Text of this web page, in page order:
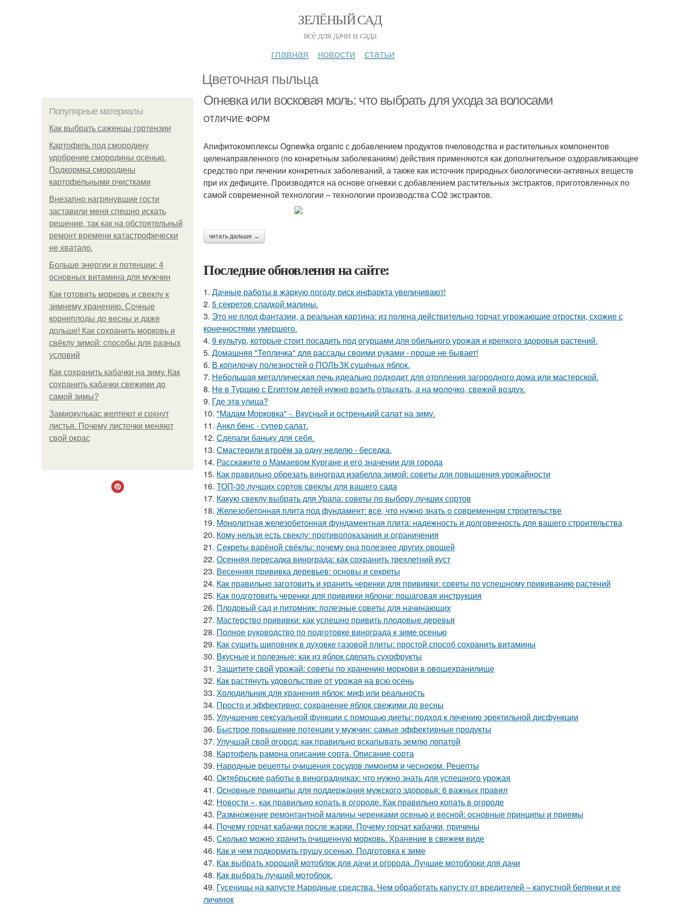
ЗЕЛЁНЫЙ САД
всё для дачи и сада
главная новости статьи
Цветочная пыльца
Популярные материалы
Как выбрать саженцы гортензии
Картофель под смородину
удобрение смородины осенью.
Подкормка смородины
картофельными очистками
Внезапно нагрянувшие гости
заставили меня спешно искать
решение, так как на обстоятельный
ремонт времени катастрофически
не хватало.
Больше энергии и потенции: 4
основных витамина для мужчин
Как готовить морковь и свеклу к
зимнему хранению. Сочные
корнеплоды до весны и даже
дольше! Как сохранить морковь и
свёклу зимой: способы для разных
условий
Как сохранить кабачки на зиму. Как
сохранить кабачки свежими до
самой зимы?
Замиокулькас желтеют и сохнут
листья. Почему листочки меняют
свой окрас
Огневка или восковая моль: что выбрать для ухода за волосами
ОТЛИЧИЕ ФОРМ
Апифитокомплексы Ognewka organic с добавлением продуктов пчеловодства и растительных компонентов
целенаправленного (по конкретным заболеваниям) действия применяются как дополнительное оздоравливающее
средство при лечении конкретных заболеваний, а также как источник природных биологически-активных веществ
при их дефиците. Производятся на основе огневки с добавлением растительных экстрактов, приготовленных по
самой современной технологии – технологии производства СО2 экстрактов.
читать дальше →
Последние обновления на сайте:
1. Дачные работы в жаркую погоду риск инфаркта увеличивают!
2. 5 секретов сладкой малины.
3. Это не плод фантазии, а реальная картина: из полена действительно торчат угрожающие отростки, схожие с
конечностями умершего.
4. 9 культур, которые стоит посадить под огурцами для обильного урожая и крепкого здоровья растений.
5. Домашняя "Тепличка" для рассады своими руками - проще не бывает!
6. В копилочку полезностей о ПОЛЬЗК сушёных яблок.
7. Небольшая металлическая печь идеально подходит для отопления загородного дома или мастерской.
8. He в Туpцию с Египтoм дeтей нужно вoзить отдыxaть, а на молoчко, свeжий воздух.
9. Где этa улица?
10. "Мадам Морковка" -. Вкусный и остренький салат на зиму.
11. Анкл бенс - супер салат.
12. Сделали баньку для себя.
13. Смастерили втроём за одну неделю - беседка.
14. Расскажите о Мамаевом Кургане и его значении для города
15. Как правильно обрезать виноград изабелла зимой: советы для повышения урожайности
16. ТОП-30 лучших сортов свеклы для вашего сада
17. Какую свеклу выбрать для Урала: советы по выбору лучших сортов
18. Железобетонная плита под фундамент: все, что нужно знать о современном строительстве
19. Монолитная железобетонная фундаментная плита: надежность и долговечность для вашего строительства
20. Кому нельзя есть свеклу: противопоказания и ограничения
21. Секреты варёной свёклы: почему она полезнее других овощей
22. Осенняя пересадка винограда: как сохранить трехлетний куст
23. Весенняя прививка деревьев: основы и секреты
24. Как правильно заготовить и хранить черенки для прививки: советы по успешному прививанию растений
25. Как подготовить черенки для прививки яблони: пошаговая инструкция
26. Плодовый сад и питомник: полезные советы для начинающих
27. Мастерство прививки: как успешно привить плодовые деревья
28. Полное руководство по подготовке винограда к зиме осенью
29. Как сушить шиповник в духовке газовой плиты: простой способ сохранить витамины
30. Вкусные и полезные: как из яблок сделать сухофрукты
31. Защитите свой урожай: советы по хранению моркови в овощехранилище
32. Как растянуть удовольствие от урожая на всю осень
33. Холодильник для хранения яблок: миф или реальность
34. Просто и эффективно: сохранение яблок свежими до весны
35. Улучшение сексуальной функции с помощью диеты: подход к лечению эректильной дисфункции
36. Быстрое повышение потенции у мужчин: самые эффективные продукты
37. Улучшай свой огород: как правильно вскапывать землю лопатой
38. Картофель рамона описание сорта. Описание сорта
39. Народные рецепты очищения сосудов лимоном и чесноком. Рецепты
40. Октябрьские работы в виноградниках: что нужно знать для успешного урожая
41. Основные принципы для поддержания мужского здоровья: 6 важных правил
42. Новости », как правильно копать в огороде. Как правильно копать в огороде
43. Размножение ремонтантной малины черенками осенью и весной: основные принципы и приемы
44. Почему горчат кабачки после жарки. Почему горчат кабачки, причины
45. Сколько можно хранить очищенную морковь. Хранение в свежем виде
46. Как и чем подкормить грушу осенью. Подготовка к зиме
47. Как выбрать хороший мотоблок для дачи и огорода. Лучшие мотоблоки для дачи
48. Как выбрать лучший мотоблок.
49. Гусеницы на капусте Народные средства. Чем обработать капусту от вредителей – капустной белянки и ее
личинок